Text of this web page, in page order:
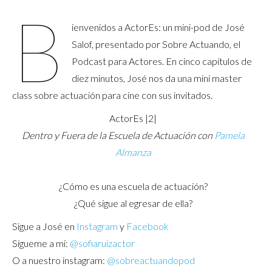
B
ienvenidos a ActorEs: un mini-pod de José
Salof, presentado por Sobre Actuando, el
Podcast para Actores. En cinco capítulos de
diez minutos, José nos da una mini master
class sobre actuación para cine con sus invitados.
ActorEs |2|
Dentro y Fuera de la Escuela de Actuación con Pamela
Almanza
¿Cómo es una escuela de actuación?
¿Qué sigue al egresar de ella?
Sigue a José en Instagram y Facebook
Sígueme a mi: @sofiaruizactor
O a nuestro instagram: @sobreactuandopod